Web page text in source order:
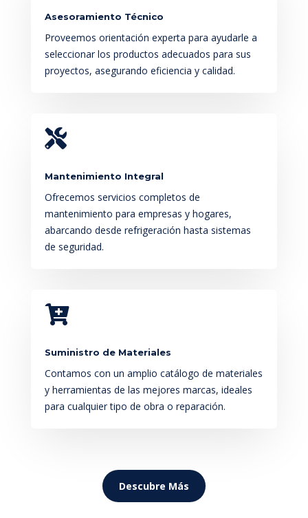
Asesoramiento Técnico
Proveemos orientación experta para ayudarle a
seleccionar los productos adecuados para sus
proyectos, asegurando eficiencia y calidad.

Mantenimiento Integral
Ofrecemos servicios completos de
mantenimiento para empresas y hogares,
abarcando desde refrigeración hasta sistemas
de seguridad.

Suministro de Materiales
Contamos con un amplio catálogo de materiales
y herramientas de las mejores marcas, ideales
para cualquier tipo de obra o reparación.
Descubre Más